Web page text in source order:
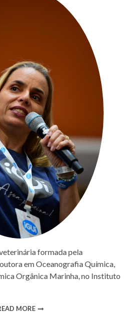
formada pela
em Oceanografia Química,
Orgânica Marinha, no Instituto
MORE